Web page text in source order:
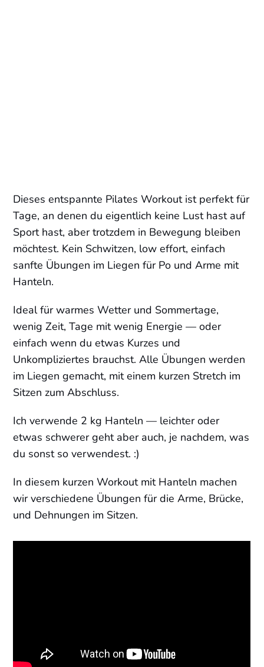
Dieses entspannte Pilates Workout ist perfekt für
Tage, an denen du eigentlich keine Lust hast auf
Sport hast, aber trotzdem in Bewegung bleiben
möchtest. Kein Schwitzen, low effort, einfach
sanfte Übungen im Liegen für Po und Arme mit
Hanteln.
Ideal für warmes Wetter und Sommertage,
wenig Zeit, Tage mit wenig Energie — oder
einfach wenn du etwas Kurzes und
Unkompliziertes brauchst. Alle Übungen werden
im Liegen gemacht, mit einem kurzen Stretch im
Sitzen zum Abschluss.
Ich verwende 2 kg Hanteln — leichter oder
etwas schwerer geht aber auch, je nachdem, was
du sonst so verwendest. :)
In diesem kurzen Workout mit Hanteln machen
wir verschiedene Übungen für die Arme, Brücke,
und Dehnungen im Sitzen.